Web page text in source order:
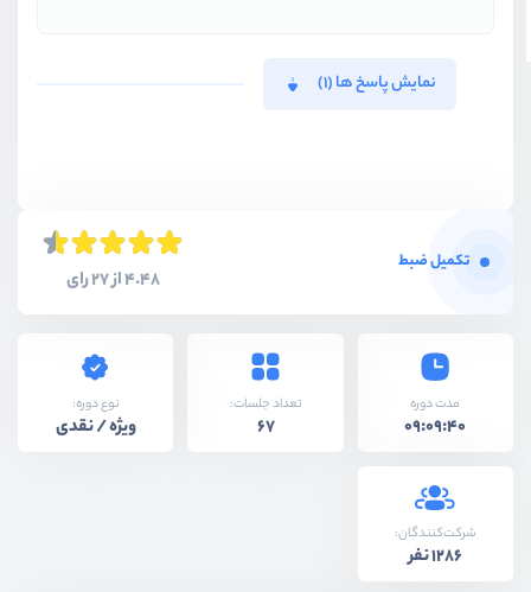
نمایش پاسخ ها (1)
تکمیل ضبط
4.48 از 27 رای
مدت دوره
09:09:40
تعداد جلسات:
67
نوع دوره:
ویژه / نقدی
شرکت‌کنندگان:
1286 نفر